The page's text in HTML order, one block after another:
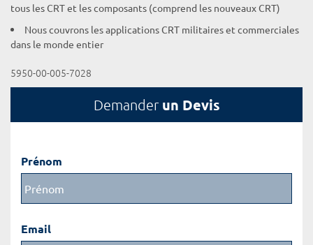
tous les CRT et les composants (comprend les nouveaux CRT)
Nous couvrons les applications CRT militaires et commerciales
dans le monde entier
5950-00-005-7028
Demander un Devis
Prénom
Email